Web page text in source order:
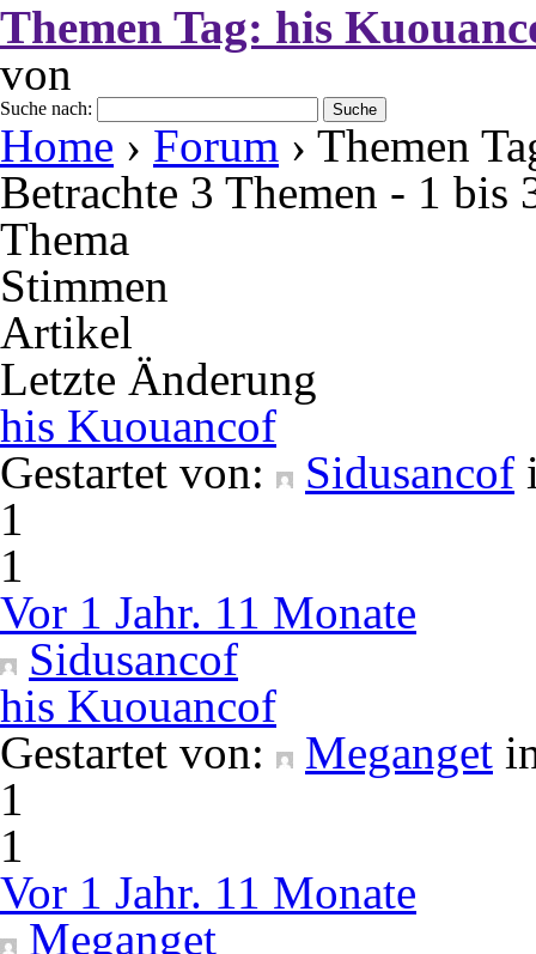
Themen Tag: his
von
Suche nach:
Home › Forum › Themen
Betrachte 3 Themen - 1 bis
Thema
Stimmen
Artikel
Letzte Änderung
his Kuouancof
Gestartet von:
Sidusancof
1
1
Vor 1 Jahr. 11 Monate
Sidusancof
his Kuouancof
Gestartet von:
Meganget
1
1
Vor 1 Jahr. 11 Monate
Meganget